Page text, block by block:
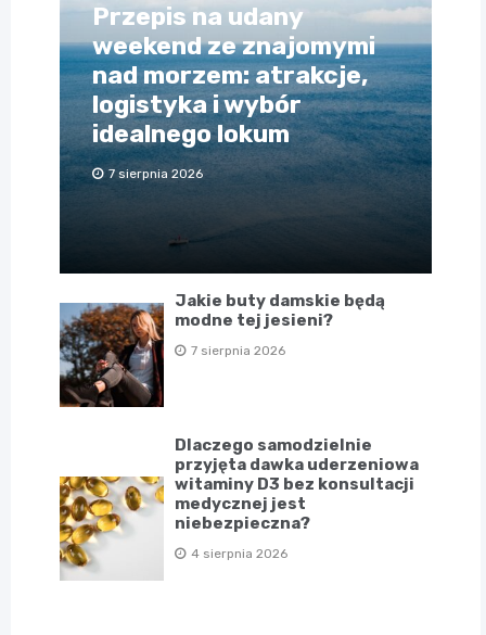
Przepis na udany
weekend ze znajomymi
nad morzem: atrakcje,
logistyka i wybór
idealnego lokum
7 sierpnia 2026
Jakie buty damskie będą
modne tej jesieni?
7 sierpnia 2026
Dlaczego samodzielnie
przyjęta dawka uderzeniowa
witaminy D3 bez konsultacji
medycznej jest
niebezpieczna?
4 sierpnia 2026